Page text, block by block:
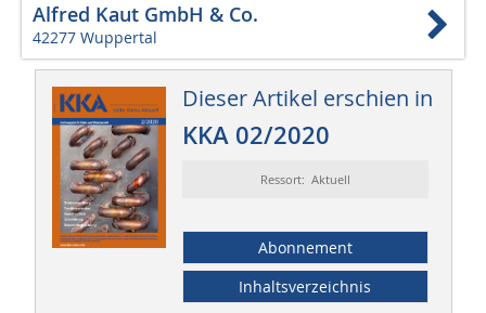
Alfred Kaut GmbH & Co.
42277 Wuppertal
Dieser Artikel erschien in
KKA 02/2020
Ressort: Aktuell
Abonnement
Inhaltsverzeichnis